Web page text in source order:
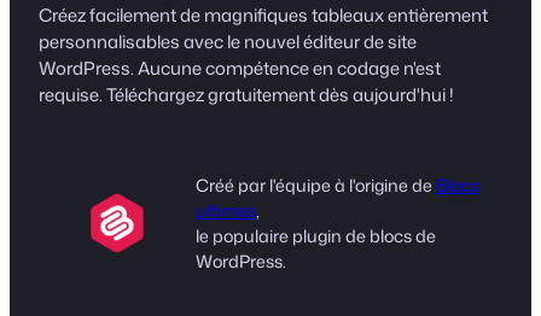
Créez facilement de magnifiques tableaux entièrement
personnalisables avec le nouvel éditeur de site
WordPress. Aucune compétence en codage n'est
requise. Téléchargez gratuitement dès aujourd'hui !
Créé par l'équipe à l'origine deBlocs
ultimes,
le populaire plugin de blocs de
WordPress.